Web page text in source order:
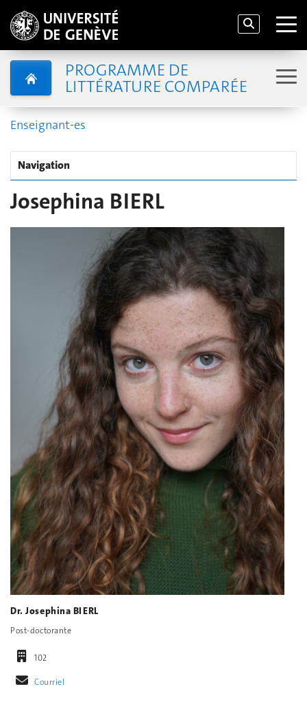
PROGRAMME DE
LITTÉRATURE COMPARÉE
Enseignant-es
Navigation
Josephina BIERL
Dr. Josephina BIERL
Post-doctorante
102
Courriel